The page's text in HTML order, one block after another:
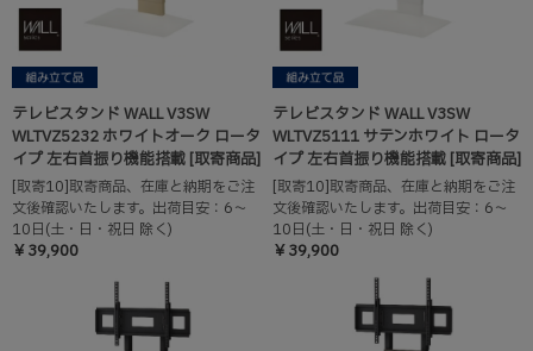
テレビスタンド WALL V3SW
WLTVZ5232 ホワイトオーク ロータ
イプ 左右首振り機能搭載 [取寄商品]
[取寄10]取寄商品、在庫と納期をご注
文後確認いたします。出荷目安：6～
10日(土・日・祝日 除く)
￥39,900
テレビスタンド WALL V3SW
WLTVZ5111 サテンホワイト ロータ
イプ 左右首振り機能搭載 [取寄商品]
[取寄10]取寄商品、在庫と納期をご注
文後確認いたします。出荷目安：6～
10日(土・日・祝日 除く)
￥39,900